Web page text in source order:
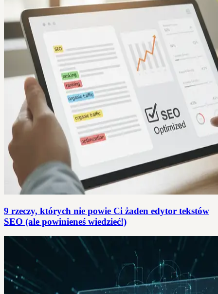
9 rzeczy, których nie powie Ci żaden edytor tekstów
SEO (ale powinieneś wiedzieć!)